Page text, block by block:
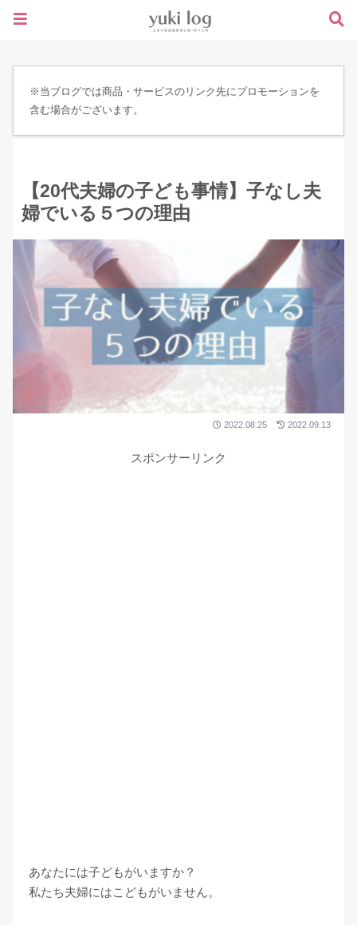
※当ブログでは商品・サービスのリンク先にプロモーションを
含む場合がございます。
【20代夫婦の子ども事情】子なし夫
婦でいる５つの理由
2022.08.25 2022.09.13
スポンサーリンク
あなたには子どもがいますか？
私たち夫婦にはこどもがいません。